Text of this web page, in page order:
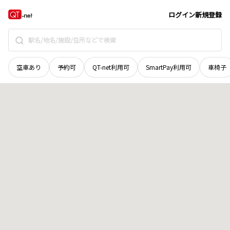
ログイン新規登録
空車あり 予約可 QT-net利用可 SmartPay利用可 車椅子
和歌山県